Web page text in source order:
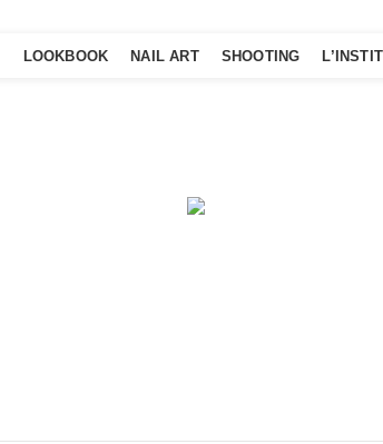
LOOKBOOK NAIL ART SHOOTING